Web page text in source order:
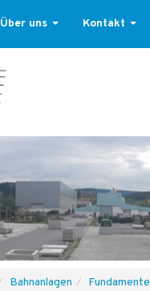
Über uns Kontakt
Bahnanlagen Fundamente